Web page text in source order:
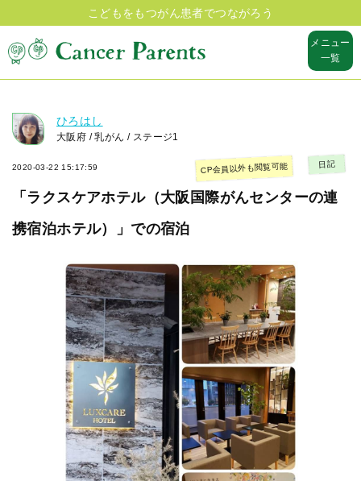
こどもをもつがん患者でつながろう
メニュー
一覧
ひろはし
大阪府 / 乳がん / ステージ1
2020-03-22 15:17:59
「ラクスケアホテル（大阪国際がんセンターの連
携宿泊ホテル）」での宿泊
CP会員以外も閲覧可能 日記